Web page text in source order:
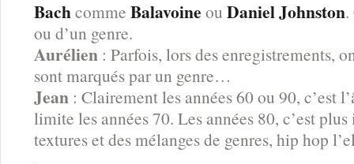
Bachcomme Balavoine ou Daniel Johnston.
ou d’un genre.
Aurélien : Parfois, lors des enregistrements,
sont marqués par un genre…
Jean : Clairement les années 60 ou 90, c’est
limite les années 70. Les années 80, c’est
textures et des mélanges de genres, hip hop